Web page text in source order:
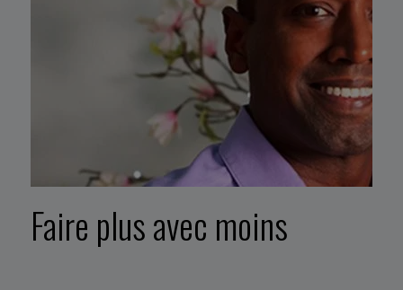
Faire plus avec moins